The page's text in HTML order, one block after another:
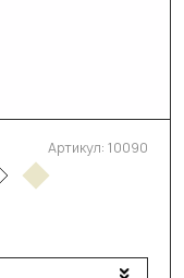
Артикул: 10090